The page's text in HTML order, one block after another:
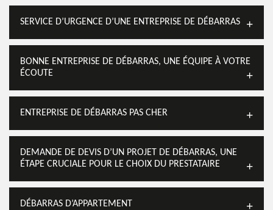
SERVICE D’URGENCE D’UNE ENTREPRISE DE DÉBARRAS
BONNE ENTREPRISE DE DÉBARRAS, UNE ÉQUIPE À VOTRE
ÉCOUTE
ENTREPRISE DE DÉBARRAS PAS CHER
DEMANDE DE DEVIS D’UN PROJET DE DÉBARRAS, UNE
ÉTAPE CRUCIALE POUR LE CHOIX DU PRESTATAIRE
DÉBARRAS D’APPARTEMENT